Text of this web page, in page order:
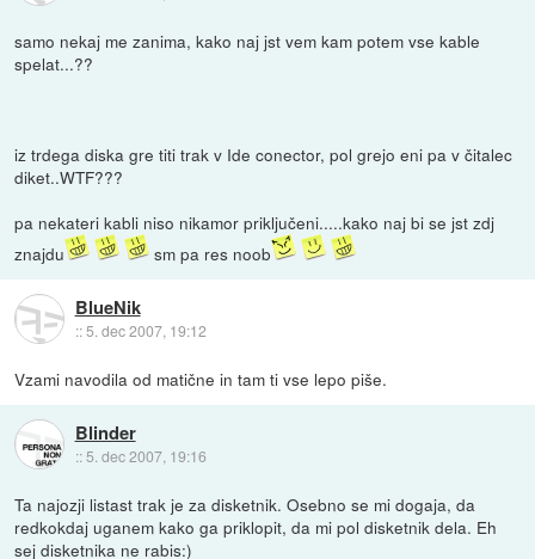
samo nekaj me zanima, kako naj jst vem kam potem vse kable
spelat...??
iz trdega diska gre titi trak v Ide conector, pol grejo eni pa v čitalec
diket..WTF???
pa nekateri kabli niso nikamor priključeni.....kako naj bi se jst zdj
znajdu
sm pa res noob
BlueNik
::5. dec 2007, 19:12
Vzami navodila od matične in tam ti vse lepo piše.
Blinder
:: 5. dec 2007, 19:16
Ta najozji listast trak je za disketnik. Osebno se mi dogaja, da
redkokdaj uganem kako ga priklopit, da mi pol disketnik dela. Eh
sej disketnika ne rabis:)